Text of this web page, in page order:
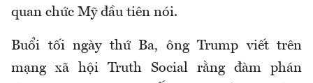
quan chức Mỹ đầu tiên nói.
Buổi tối ngày thứ Ba, ông Trump viết trên
mạng xã hội Truth Social rằng đàm phán